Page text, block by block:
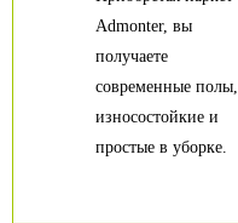
Admonter, вы
получаете
современные полы,
износостойкие и
простые в уборке.